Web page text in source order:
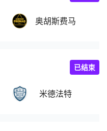
奥胡斯费马
米德法特
已结束